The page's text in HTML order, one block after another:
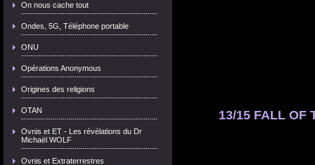
On nous cache tout
Ondes, 5G, Téléphone portable
ONU
Opérations Anonymous
Origines des religions
OTAN
Ovnis et ET - Les révélations du Dr
Michaël WOLF
Ovnis et Extraterrestres
13/15 FALL OF